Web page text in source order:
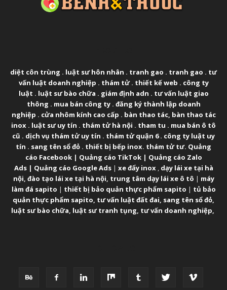
diệt côn trùng . luật sư hôn nhân . tranh gao . tranh gao . tư
vấn luật doanh nghiệp . thám tử. thiết kế web . công ty
luật . luật sư bào chữa . giám định adn . tư vấn luật giao
thông . mua bán công ty. đăng ký thành lập doanh
nghiệp . cửa nhôm kính cao cấp . bàn thao tác, bàn thao tác
inox . luật sư uy tín . thám tử hà nội . tham tu . mua bán ô tô
cũ . dịch vụ thám tử uy tín . thám tử quận 6. công ty luật uy
tín . sang tên sổ đỏ . thiết bị bếp inox. thám tử tư. Quảng
cáo Facebook| Quảng cáo TikTok| Quảng cáo Zalo
Ads| Quảng cáo Google Ads| xe đẩy inox, dạy lái xe tại hà
nội, đào tạo lái xe tại hà nội, trung tâm dạy lái xe ô tô | máy
làm đá sapito | thiết bị bảo quản thực phẩm sapito | tủ bảo
quản thực phẩm sapito, tư vấn luật đất đai, sang tên sổ đỏ,
luật sư bào chữa, luật sư tranh tụng, tư vấn doanh nghiệp,